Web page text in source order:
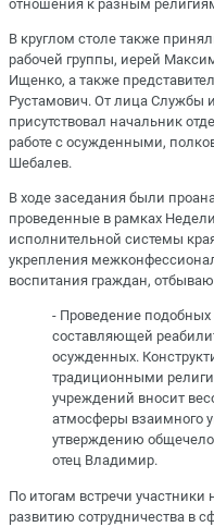
отношения к разным
В круглом столе также
рабочей группы, иерей
Ищенко, а также
Рустамович. От лица Службы
присутствовал начальник
работе с осужденными,
Шебалев.
В ходе заседания были
проведенные в рамках
исполнительной системы
укрепления
воспитания граждан,
- Проведение подобных
составляющей
осужденных.
традиционными
учреждений вносит
атмосферы взаимного
утверждению
отец Владимир.
По итогам встречи
развитию сотрудничества в